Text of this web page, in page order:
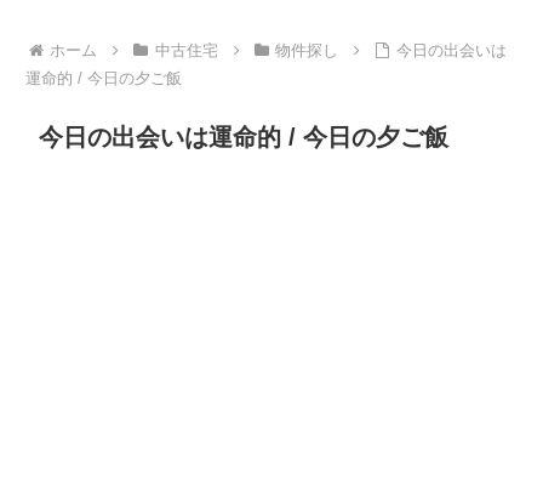
ホーム 中古住宅 物件探し
今日の出会いは
運命的 / 今日の夕ご飯
今日の出会いは運命的 / 今日の夕ご飯